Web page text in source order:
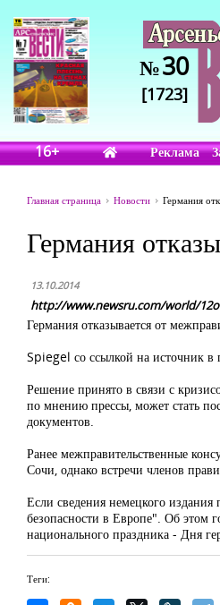
№30
[1723]
16+ Реклама
Главная страница Новости Германия
Германия
13.10.2014
http://www.newsru.com/world/
Германия отказывается от
Spiegel со ссылкой на источник в
Решение принято в связи с
по мнению прессы, может стать
документов.
Ранее межправительственные
Сочи, однако встречи членов
Если сведения немецкого издания
безопасности в Европе". Об этом
национального праздника - Дня
Теги: